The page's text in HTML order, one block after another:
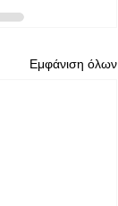
Εμφάνιση όλων